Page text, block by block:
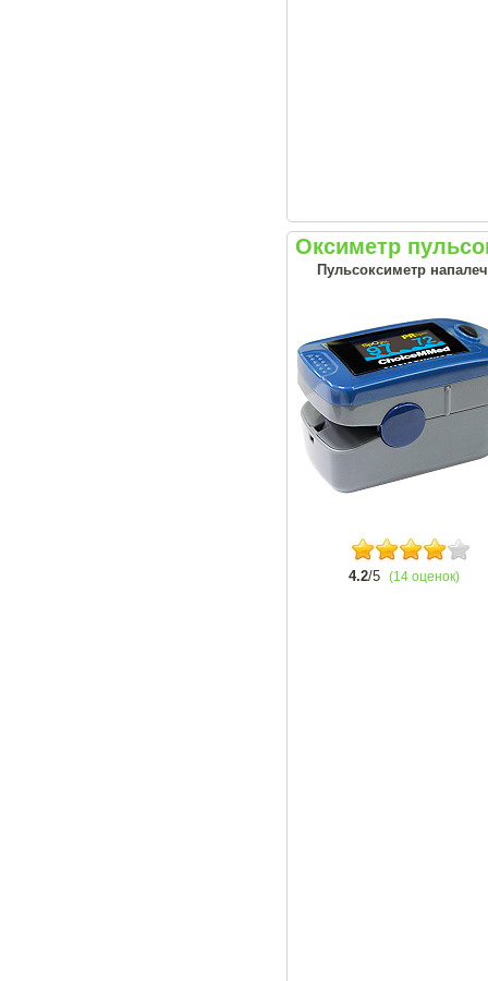
Оксиметр
Пульсоксиметр
4.2/5 (14 оценок)